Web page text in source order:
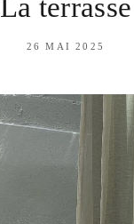
La terrasse
26 MAI 2025